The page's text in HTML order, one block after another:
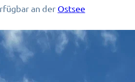
an der Ostsee